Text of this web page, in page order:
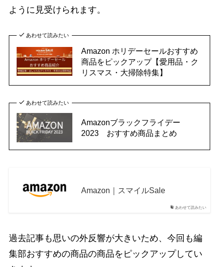
ように見受けられます。
あわせて読みたい
Amazon ホリデーセールおすすめ
商品をピックアップ【愛用品・ク
リスマス・大掃除特集】
あわせて読みたい
Amazonブラックフライデー
2023 おすすめ商品まとめ
あわせて読みたい
Amazon｜スマイルSale
過去記事も思いの外反響が大きいため、今回も編
集部おすすめの商品の商品をピックアップしてい